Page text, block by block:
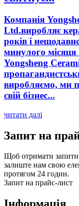
Компанія
Ltd.виробляє
років і
минулого
Yongsheng
виробляємо, ми
свій бізнес...
читати далі
Запит на
Щоб отримати
залиште нам свою
протягом 24 годин.
Запит на прайс-лист